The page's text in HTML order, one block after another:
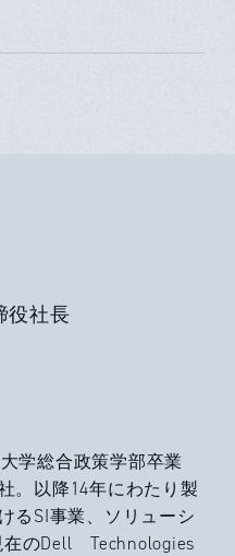
役社長
学総合政策学部卒業
。以降14年にわたり製
るSI事業、ソリューシ
在のDell Technologies